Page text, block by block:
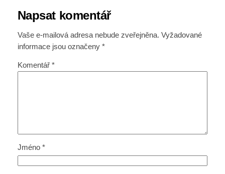
Napsat komentář
Vaše e-mailová adresa nebude zveřejněna. Vyžadované
informace jsou označeny *
Komentář *
Jméno *